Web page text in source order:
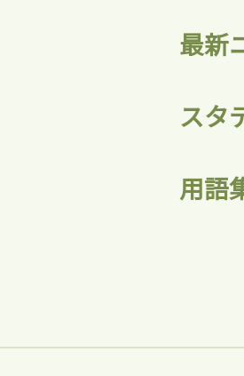
最新
スタ
用語